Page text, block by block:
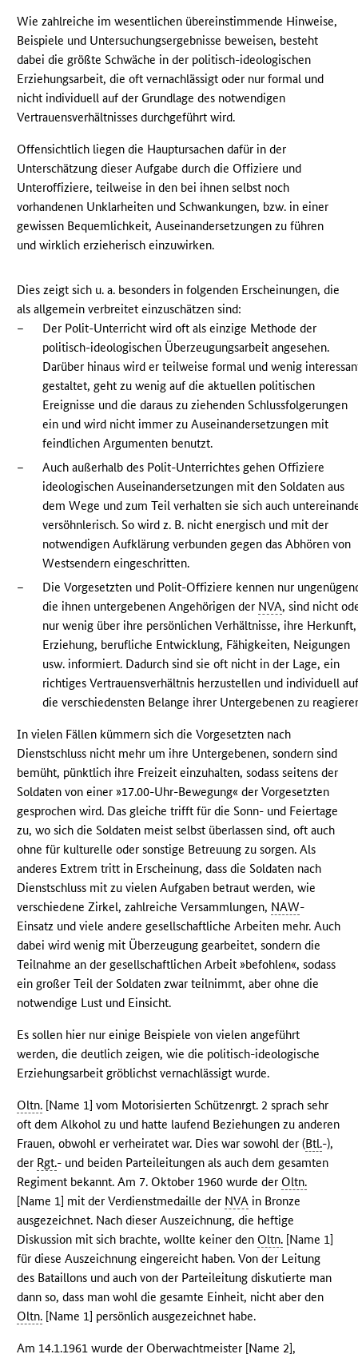
Wie zahlreiche im wesentlichen übereinstimmende Hinweise,
Beispiele und Untersuchungsergebnisse beweisen, besteht
dabei die größte Schwäche in der politisch-ideologischen
Erziehungsarbeit, die oft vernachlässigt oder nur formal und
nicht individuell auf der Grundlage des notwendigen
Vertrauensverhältnisses durchgeführt wird.
Offensichtlich liegen die Hauptursachen dafür in der
Unterschätzung dieser Aufgabe durch die Offiziere und
Unteroffiziere, teilweise in den bei ihnen selbst noch
vorhandenen Unklarheiten und Schwankungen, bzw. in einer
gewissen Bequemlichkeit, Auseinandersetzungen zu führen
und wirklich erzieherisch einzuwirken.
Dies zeigt sich u. a. besonders in folgenden Erscheinungen, die
als allgemein verbreitet einzuschätzen sind:
–
Der Polit-Unterricht wird oft als einzige Methode der
politisch-ideologischen Überzeugungsarbeit angesehen.
Darüber hinaus wird er teilweise formal und wenig
gestaltet, geht zu wenig auf die aktuellen politischen
Ereignisse und die daraus zu ziehenden Schlussfolgerungen
ein und wird nicht immer zu Auseinandersetzungen mit
feindlichen Argumenten benutzt.
–
Auch außerhalb des Polit-Unterrichtes gehen Offiziere
ideologischen Auseinandersetzungen mit den Soldaten aus
dem Wege und zum Teil verhalten sie sich auch
versöhnlerisch. So wird z. B. nicht energisch und mit der
notwendigen Aufklärung verbunden gegen das Abhören von
Westsendern eingeschritten.
–
Die Vorgesetzten und Polit-Offiziere kennen nur
die ihnen untergebenen Angehörigen der NVA, sind nicht
nur wenig über ihre persönlichen Verhältnisse, ihre Herkunft,
Erziehung, berufliche Entwicklung, Fähigkeiten, Neigungen
usw. informiert. Dadurch sind sie oft nicht in der Lage, ein
richtiges Vertrauensverhältnis herzustellen und individuell
die verschiedensten Belange ihrer Untergebenen zu
In vielen Fällen kümmern sich die Vorgesetzten nach
Dienstschluss nicht mehr um ihre Untergebenen, sondern sind
bemüht, pünktlich ihre Freizeit einzuhalten, sodass seitens der
Soldaten von einer »17.00-Uhr-Bewegung« der Vorgesetzten
gesprochen wird. Das gleiche trifft für die Sonn- und Feiertage
zu, wo sich die Soldaten meist selbst überlassen sind, oft auch
ohne für kulturelle oder sonstige Betreuung zu sorgen. Als
anderes Extrem tritt in Erscheinung, dass die Soldaten nach
Dienstschluss mit zu vielen Aufgaben betraut werden, wie
verschiedene Zirkel, zahlreiche Versammlungen, NAW-
Einsatz und viele andere gesellschaftliche Arbeiten mehr. Auch
dabei wird wenig mit Überzeugung gearbeitet, sondern die
Teilnahme an der gesellschaftlichen Arbeit »befohlen«, sodass
ein großer Teil der Soldaten zwar teilnimmt, aber ohne die
notwendige Lust und Einsicht.
Es sollen hier nur einige Beispiele von vielen angeführt
werden, die deutlich zeigen, wie die politisch-ideologische
Erziehungsarbeit gröblichst vernachlässigt wurde.
Oltn. [Name 1] vom Motorisierten Schützenrgt. 2 sprach sehr
oft dem Alkohol zu und hatte laufend Beziehungen zu anderen
Frauen, obwohl er verheiratet war. Dies war sowohl der (Btl.-),
der Rgt.- und beiden Parteileitungen als auch dem gesamten
Regiment bekannt. Am 7. Oktober 1960 wurde der Oltn.
[Name 1] mit der Verdienstmedaille der NVA in Bronze
ausgezeichnet. Nach dieser Auszeichnung, die heftige
Diskussion mit sich brachte, wollte keiner den Oltn. [Name 1]
für diese Auszeichnung eingereicht haben. Von der Leitung
des Bataillons und auch von der Parteileitung diskutierte man
dann so, dass man wohl die gesamte Einheit, nicht aber den
Oltn. [Name 1] persönlich ausgezeichnet habe.
Am 14.1.1961 wurde der Oberwachtmeister [Name 2],